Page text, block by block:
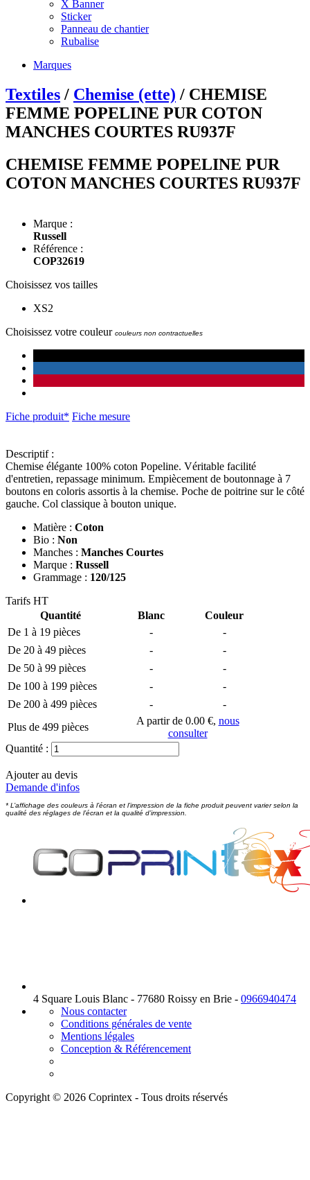
X Banner
Sticker
Panneau de chantier
Rubalise
Marques
Textiles / Chemise (ette) / CHEMISE
FEMME POPELINE PUR COTON
MANCHES COURTES RU937F
CHEMISE FEMME POPELINE PUR
COTON MANCHES COURTES RU937F
Marque :
Russell
Référence :
COP32619
Choisissez vos tailles
XS2
Choisissez votre couleur couleurs non contractuelles
Fiche produit* Fiche mesure
Descriptif :
Chemise élégante 100% coton Popeline. Véritable facilité
d'entretien, repassage minimum. Empiècement de boutonnage à 7
boutons en coloris assortis à la chemise. Poche de poitrine sur le côté
gauche. Col classique à bouton unique.
Matière : Coton
Bio : Non
Manches : Manches Courtes
Marque : Russell
Grammage : 120/125
Tarifs HT
Quantité
Blanc
Couleur
De 1 à 19 pièces
-
-
De 20 à 49 pièces
-
-
De 50 à 99 pièces
-
-
De 100 à 199 pièces
-
-
De 200 à 499 pièces
-
-
Plus de 499 pièces
A partir de 0.00 €, nous
consulter
Quantité :
Ajouter au devis
Demande d'infos
* L’affichage des couleurs à l’écran et l’impression de la fiche produit peuvent varier selon la
qualité des réglages de l’écran et la qualité d’impression.
4 Square Louis Blanc - 77680 Roissy en Brie - 0966940474
Nous contacter
Conditions générales de vente
Mentions légales
Conception & Référencement
Copyright © 2026 Coprintex - Tous droits réservés